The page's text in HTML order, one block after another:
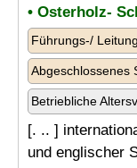
• Osterholz-
Führungs-/
Abgeschlossenes
Betriebliche
[. .. ]
und englischer